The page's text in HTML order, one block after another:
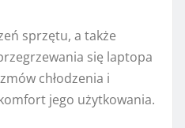
sprzętu, a także
się laptopa
chłodzenia i
jego użytkowania.